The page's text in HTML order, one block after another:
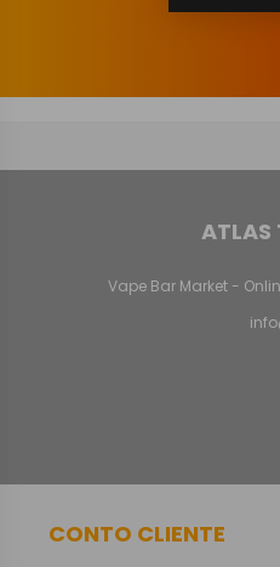
ATLAS
Vape Bar Market -
CONTO CLIENTE